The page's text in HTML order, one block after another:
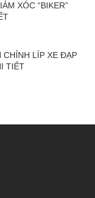
XÓC “BIKER”
CHỈNH LÍP XE ĐẠP
TIẾT